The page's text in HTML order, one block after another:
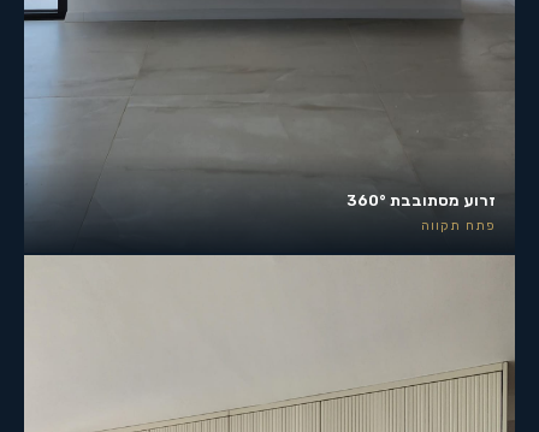
זרוע מסתובבת 360°
פתח תקווה